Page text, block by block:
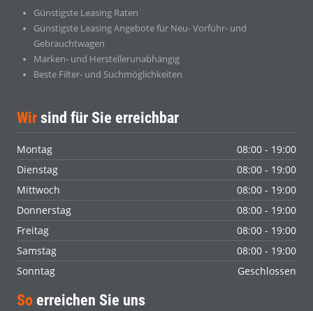
Günstigste Leasing Raten
Günstigste Leasing Angebote für Neu- Vorführ- und
Gebrauchtwagen
Marken- und Herstellerunabhängig
Beste Filter- und Suchmöglichkeiten
Wir sind für Sie erreichbar
Montag
08:00 - 19:00
Dienstag
08:00 - 19:00
Mittwoch
08:00 - 19:00
Donnerstag
08:00 - 19:00
Freitag
08:00 - 19:00
Samstag
08:00 - 19:00
Sonntag
Geschlossen
So erreichen Sie uns